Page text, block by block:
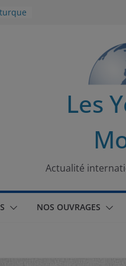
Les
Actualité
NOS OUVRAGES